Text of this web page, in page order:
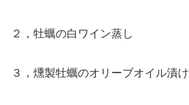
２，牡蠣の白ワイン蒸し
３，燻製牡蠣のオリーブオイル漬け